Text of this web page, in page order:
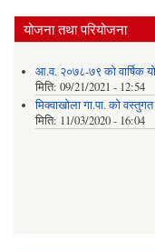
योजना तथा परियोजना
आ.व. २०७८-७९ को वार्षिक
मिति: 09/21/2021 - 12:54
मिक्वाखोला गा.पा. को
मिति: 11/03/2020 - 16:04